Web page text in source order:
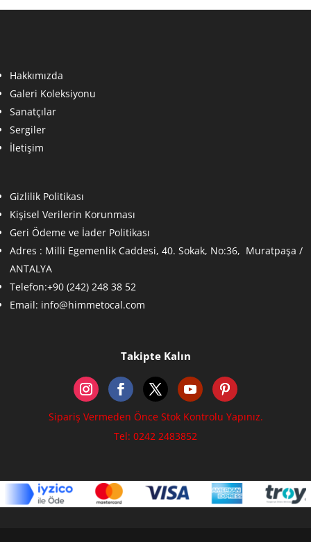
Hakkımızda
Galeri Koleksiyonu
Sanatçılar
Sergiler
İletişim
Gizlilik Politikası
Kişisel Verilerin Korunması
Geri Ödeme ve İader Politikası
Adres : Milli Egemenlik Caddesi, 40. Sokak, No:36, Muratpaşa /
ANTALYA
Telefon:+90 (242) 248 38 52
Email: info@himmetocal.com
Takipte Kalın
Sipariş Vermeden Önce Stok Kontrolu Yapınız.
Tel: 0242 2483852